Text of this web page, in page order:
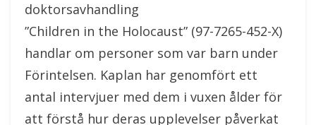
doktorsavhandling
”Children in the Holocaust” (97-7265-452-X)
handlar om personer som var barn under
Förintelsen. Kaplan har genomfört ett
antal intervjuer med dem i vuxen ålder för
att förstå hur deras upplevelser påverkat